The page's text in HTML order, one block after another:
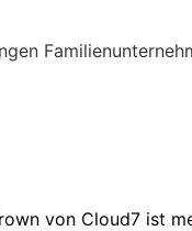
von Cloud7 ist